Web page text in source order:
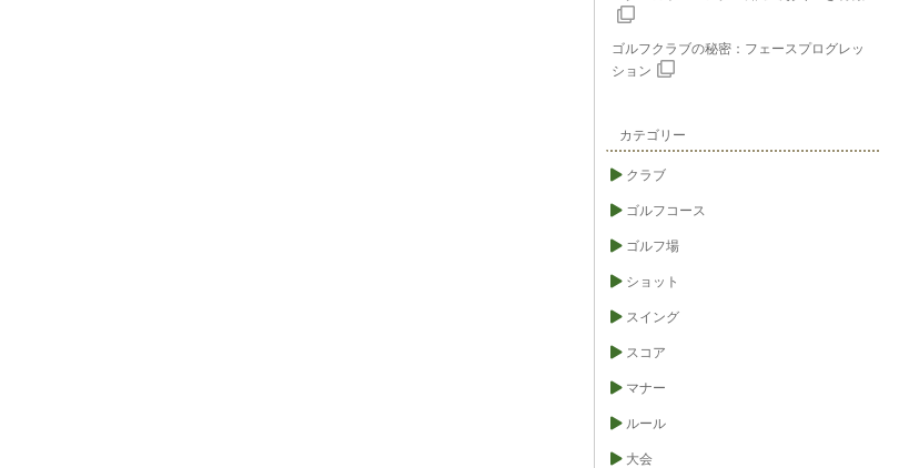
ゴルフクラブの秘密：フェースプログレッ
ション
カテゴリー
クラブ
ゴルフコース
ゴルフ場
ショット
スイング
スコア
マナー
ルール
大会
o